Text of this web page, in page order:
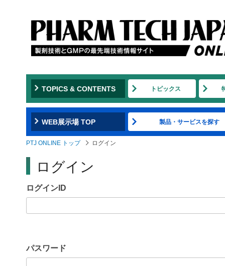
to
navigation
TOPICS & CONTENTS トピックス
WEB展示場 TOP 製品・サービスを探す
PTJ ONLINE トップ ログイン
ログイン
ログインID
パスワード